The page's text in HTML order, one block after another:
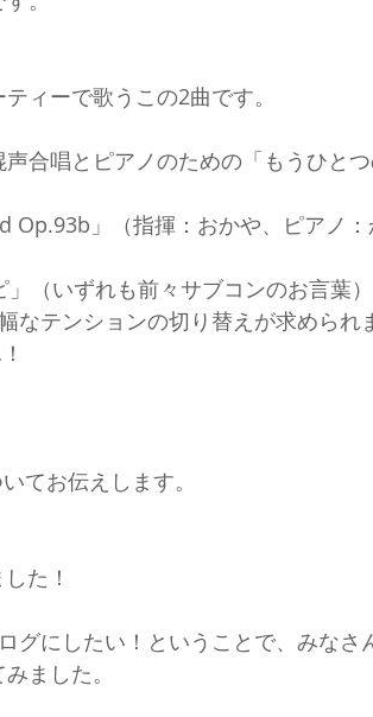
ィーで歌うこの2曲です。
合唱とピアノのための「もうひと
Op.93b」（指揮：おかや、ピアノ
」（いずれも前々サブコンのお言葉
なテンションの切り替えが求められ
てお伝えします。
た！
グにしたい！ということで、みなさ
ました。